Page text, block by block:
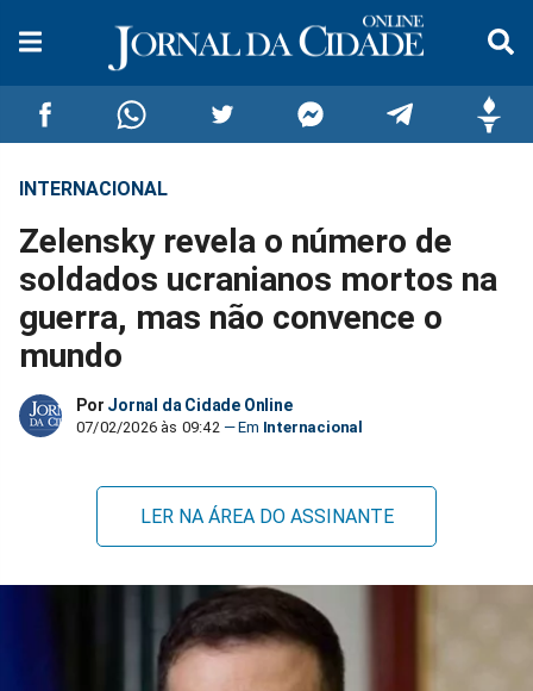
Compartilhar
no
Facebook
Compartilhar
no
Whatsapp
no
Twitter
no
Messenger
no
Telegram
INTERNACIONAL
Zelensky revela o número de
soldados ucranianos mortos na
guerra, mas não convence o
mundo
Por Jornal da Cidade Online
07/02/2026 às 09:42 Internacional
LER NA ÁREA DO ASSINANTE